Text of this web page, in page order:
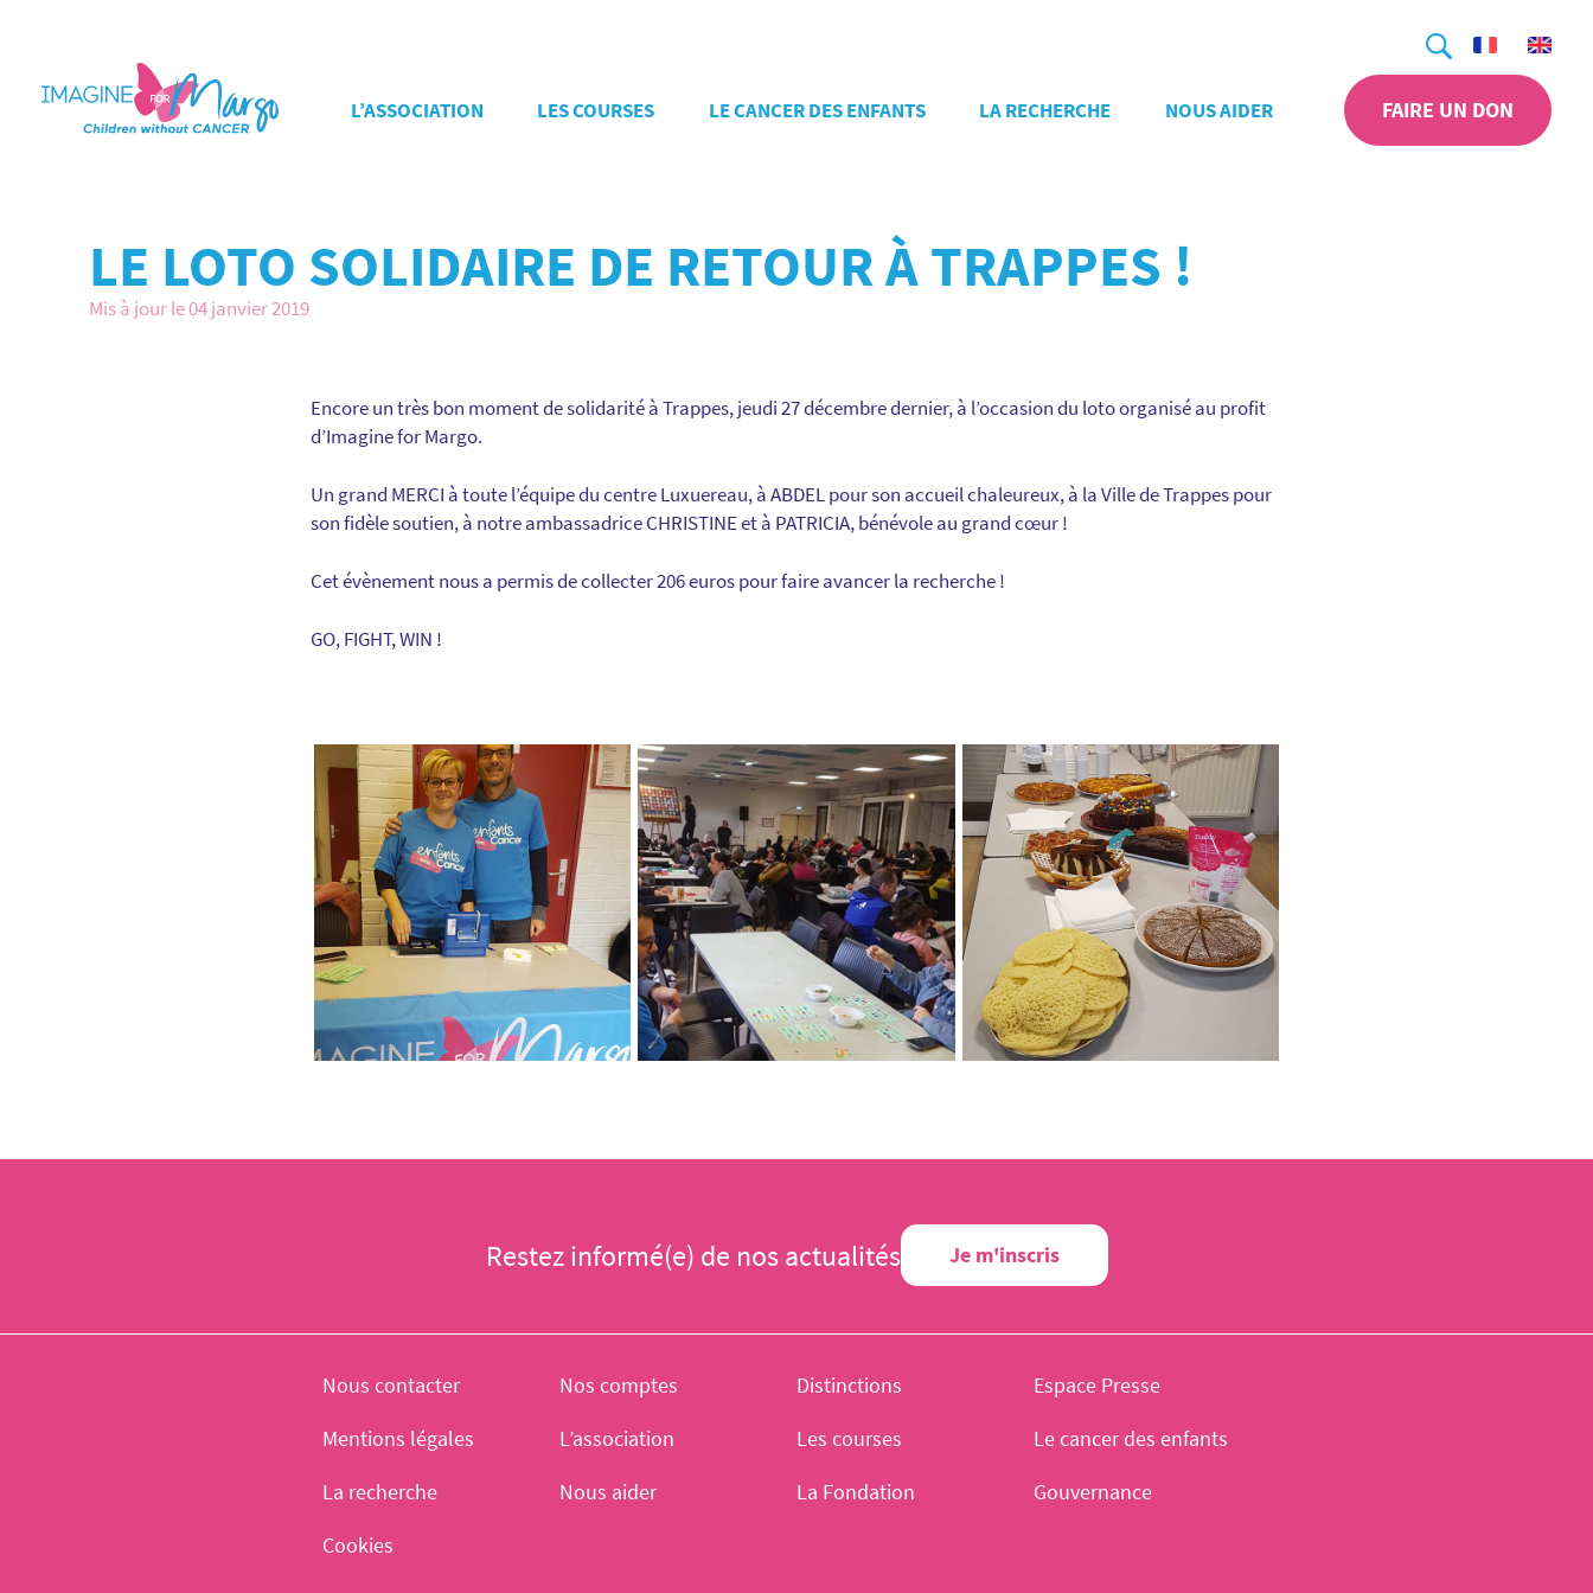
Recherche
L’ASSOCIATION LES COURSES LE CANCER DES ENFANTS LA RECHERCHE NOUS AIDER FAIRE UN DON
LE LOTO SOLIDAIRE DE RETOUR À TRAPPES !
Mis à jour le 04 janvier 2019
Encore un très bon moment de solidarité à Trappes, jeudi 27 décembre dernier, à l’occasion du loto organisé au profit
d’Imagine for Margo.
Un grand MERCI à toute l’équipe du centre Luxuereau, à ABDEL pour son accueil chaleureux, à la Ville de Trappes pour
son fidèle soutien, à notre ambassadrice CHRISTINE et à PATRICIA, bénévole au grand cœur !
Cet évènement nous a permis de collecter 206 euros pour faire avancer la recherche !
GO, FIGHT, WIN !
Restez informé(e) de nos actualités Je m'inscris
Nous contacter Nos comptes Distinctions
Espace Presse
Mentions légales
L’association Les courses
Le cancer des enfants
La recherche
Nous aider La Fondation
Gouvernance
Cookies